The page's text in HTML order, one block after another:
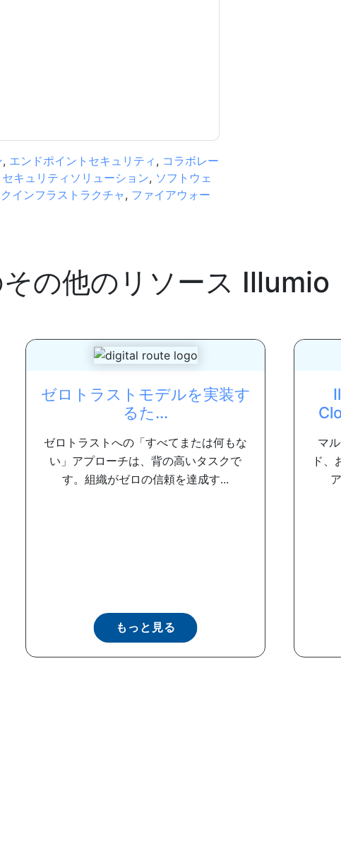
, エンドポイントセキュリティ , コラボレー
セキュリティソリューション, ソフトウェ
インフラストラクチャ, ファイアウォー
の他のリソース Illumio
ゼロトラストモデルを実装す
るた...
ゼロトラストへの「すべてまたは何もな
い」アプローチは、背の高いタスクで
す。組織がゼロの信頼を達成す...
もっと見る
マ
ド、